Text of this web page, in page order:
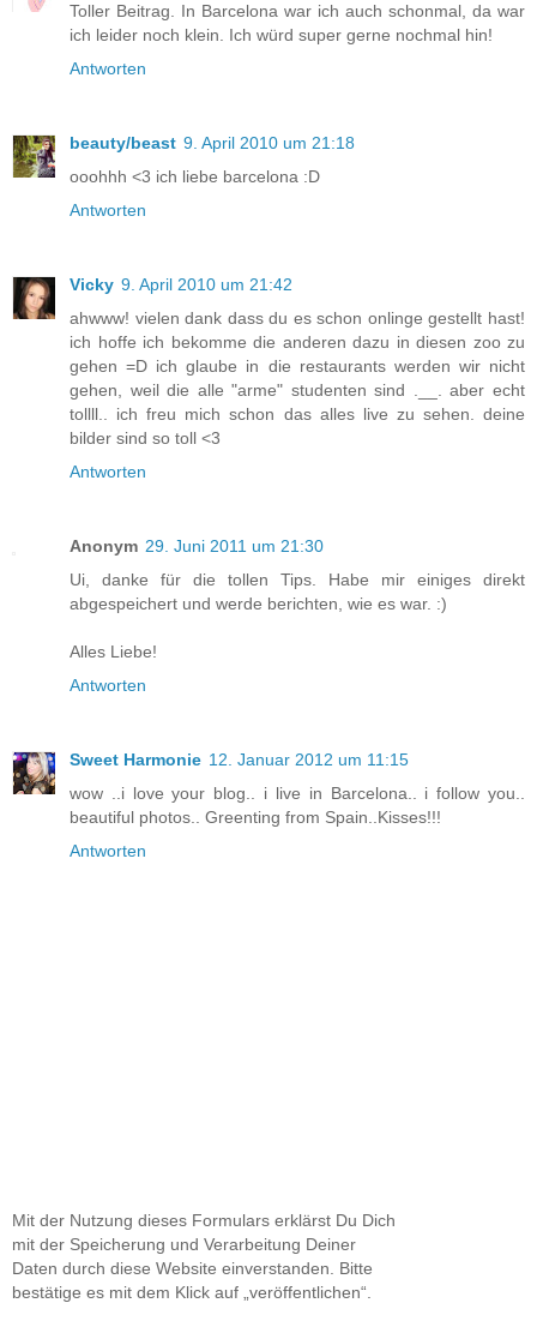
Toller Beitrag. In Barcelona war ich auch schonmal, da war
ich leider noch klein. Ich würd super gerne nochmal hin!
Antworten
beauty/beast 9. April 2010 um 21:18
ooohhh <3 ich liebe barcelona :D
Antworten
Vicky 9. April 2010 um 21:42
ahwww! vielen dank dass du es schon onlinge gestellt hast!
ich hoffe ich bekomme die anderen dazu in diesen zoo zu
gehen =D ich glaube in die restaurants werden wir nicht
gehen, weil die alle "arme" studenten sind .__. aber echt
tollll.. ich freu mich schon das alles live zu sehen. deine
bilder sind so toll <3
Antworten
Anonym 29. Juni 2011 um 21:30
Ui, danke für die tollen Tips. Habe mir einiges direkt
abgespeichert und werde berichten, wie es war. :)
Alles Liebe!
Antworten
Sweet Harmonie 12. Januar 2012 um 11:15
wow ..i love your blog.. i live in Barcelona.. i follow you..
beautiful photos.. Greenting from Spain..Kisses!!!
Antworten
Mit der Nutzung dieses Formulars erklärst Du Dich
mit der Speicherung und Verarbeitung Deiner
Daten durch diese Website einverstanden. Bitte
bestätige es mit dem Klick auf „veröffentlichen“.